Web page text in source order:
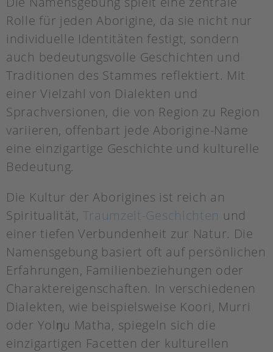
Rolle für jeden Aborigine, da sie nicht nur
individuelle Identitäten festigt, sondern
auch bedeutungsvolle Geschichten und
Traditionen des Stammes reflektiert. Mit
einer Vielzahl von Dialekten und
Sprachversionen, die von Region zu Region
variieren, offenbart jede Aborigine-Name
eine einzigartige Geschichte und kulturelle
Bedeutung.
Die Kultur der Aborigines ist reich an
Spiritualität, Traumzeit-Geschichten und
einer tiefen Verbundenheit zur Natur. Die
Namensgebung basiert oft auf persönlichen
Erfahrungen, Familienbeziehungen oder
Charaktereigenschaften. In verschiedenen
Dialekten, wie beispielsweise Koori, Murri
oder Yolŋu Matha, spiegeln sich die
einzigartigen Facetten der kulturellen